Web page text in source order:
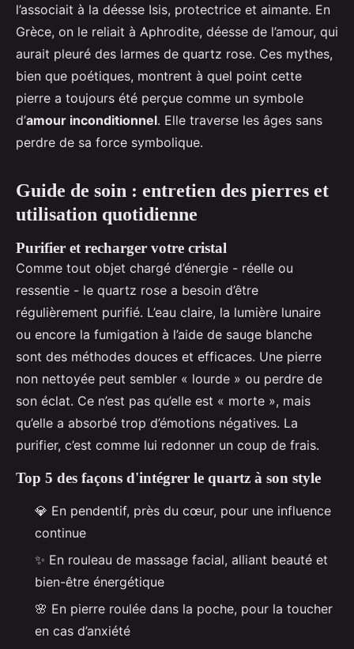
l’associait à la déesse Isis, protectrice et aimante. En
Grèce, on le reliait à Aphrodite, déesse de l’amour, qui
aurait pleuré des larmes de quartz rose. Ces mythes,
bien que poétiques, montrent à quel point cette
pierre a toujours été perçue comme un symbole
d’amour inconditionnel. Elle traverse les âges sans
perdre de sa force symbolique.
Guide de soin : entretien des pierres et
utilisation quotidienne
Purifier et recharger votre cristal
Comme tout objet chargé d’énergie - réelle ou
ressentie - le quartz rose a besoin d’être
régulièrement purifié. L’eau claire, la lumière lunaire
ou encore la fumigation à l’aide de sauge blanche
sont des méthodes douces et efficaces. Une pierre
non nettoyée peut sembler « lourde » ou perdre de
son éclat. Ce n’est pas qu’elle est « morte », mais
qu’elle a absorbé trop d’émotions négatives. La
purifier, c’est comme lui redonner un coup de frais.
Top 5 des façons d'intégrer le quartz à son style
💎 En pendentif, près du cœur, pour une influence
continue
✨ En rouleau de massage facial, alliant beauté et
bien-être énergétique
🌸 En pierre roulée dans la poche, pour la toucher
en cas d’anxiété